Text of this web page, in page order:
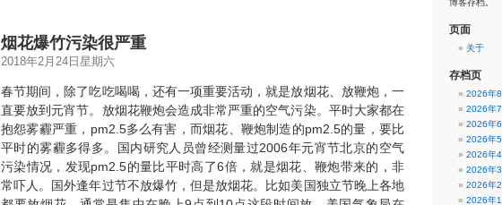
烟花爆竹污染很严重
2018年2月24日星期六
春节期间，除了吃吃喝喝，还有一项重要活动，就是放烟花、放鞭炮，一
直要放到元宵节。放烟花鞭炮会造成非常严重的空气污染。平时大家都在
抱怨雾霾严重，pm2.5多么有害，而烟花、鞭炮制造的pm2.5的量，要比
平时的雾霾多得多。国内研究人员曾经测量过2006年元宵节北京的空气
污染情况，发现pm2.5的量比平时高了6倍，就是烟花、鞭炮带来的，非
常吓人。国外逢年过节不放爆竹，但是放烟花。比如美国独立节晚上各地
博客存档。
页面
关于
存档页
2026年8
2026年7
2026年6
2026年5
2026年4
2026年3
2026年2
2026年1